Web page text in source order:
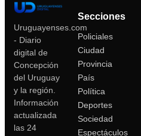
Uruguayenses.com
- Diario
digital de
Concepción
del Uruguay
y la región.
Información
actualizada
las 24
Secciones
Policiales
Ciudad
Provincia
País
Política
Deportes
Sociedad
Espectáculos